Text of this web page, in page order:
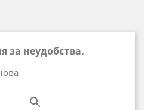
за неудобства.
